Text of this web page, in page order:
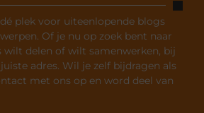
plek voor uiteenlopende blogs
Of je nu op zoek bent naar
wilt delen of wilt samenwerken, bij
adres. Wil je zelf bijdragen als
met ons op en word deel van